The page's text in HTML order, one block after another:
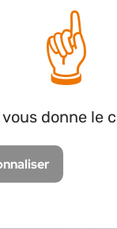
donne